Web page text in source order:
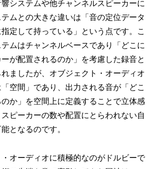
システムや他チャンネルスピーカーに
ムとの大きな違いは「音の定位データ
定して持っている」という点です。こ
ムはチャンネルベースであり「どこに
が配置されるのか」を考慮した録音と
ましたが、オブジェクト・オーディオ
空間」であり、出力される音が「どこ
か」を空間上に定義することで立体感
ピーカーの数や配置にとらわれない自
となるのです。
オーディオに積極的なのがドルビーで